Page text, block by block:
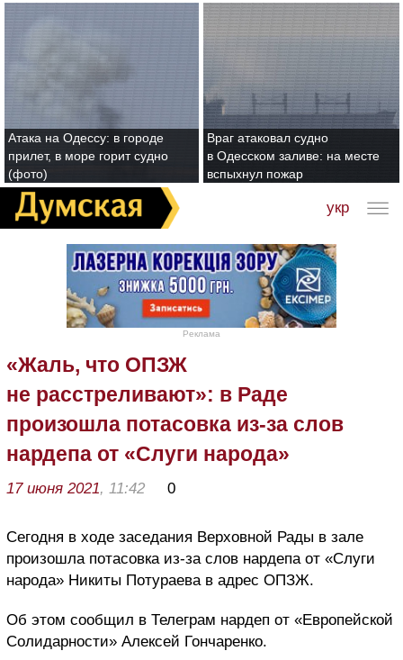
Атака на Одессу: в городе
прилет, в море горит судно
(фото)
Враг атаковал судно
в Одесском заливе: на месте
вспыхнул пожар
укр
Реклама
«Жаль, что ОПЗЖ
не расстреливают»: в Раде
произошла потасовка из-за слов
нардепа от «Слуги народа»
17 июня 2021, 11:42 0
Сегодня в ходе заседания Верховной Рады в зале
произошла потасовка из-за слов нардепа от «Слуги
народа» Никиты Потураева в адрес ОПЗЖ.
Об этом сообщил в Телеграм нардеп от «Европейской
Солидарности» Алексей Гончаренко.